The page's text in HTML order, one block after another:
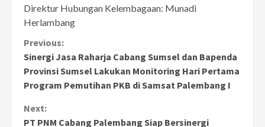
Direktur Hubungan Kelembagaan: Munadi
Herlambang
Continue
Reading
Previous:
Sinergi Jasa Raharja Cabang Sumsel dan Bapenda
Provinsi Sumsel Lakukan Monitoring Hari Pertama
Program Pemutihan PKB di Samsat Palembang I
Next:
PT PNM Cabang Palembang Siap Bersinergi